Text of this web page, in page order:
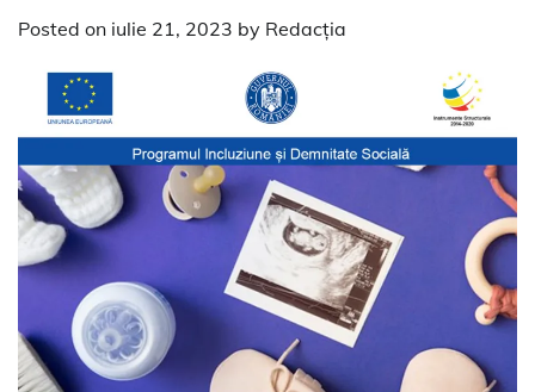
Posted on iulie 21, 2023 by Redacția